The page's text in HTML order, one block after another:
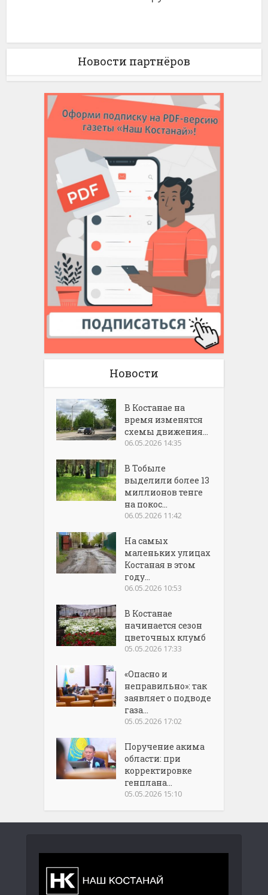
Новости партнёров
Новости
В Костанае на
время изменятся
схемы движения...
06.05.2026 14:35
В Тобыле
выделили более 13
миллионов тенге
на покос...
06.05.2026 11:42
На самых
маленьких улицах
Костаная в этом
году...
06.05.2026 10:53
В Костанае
начинается сезон
цветочных клумб
05.05.2026 17:33
«Опасно и
неправильно»: так
заявляет о подводе
газа...
05.05.2026 17:02
Поручение акима
области: при
корректировке
генплана...
05.05.2026 15:10